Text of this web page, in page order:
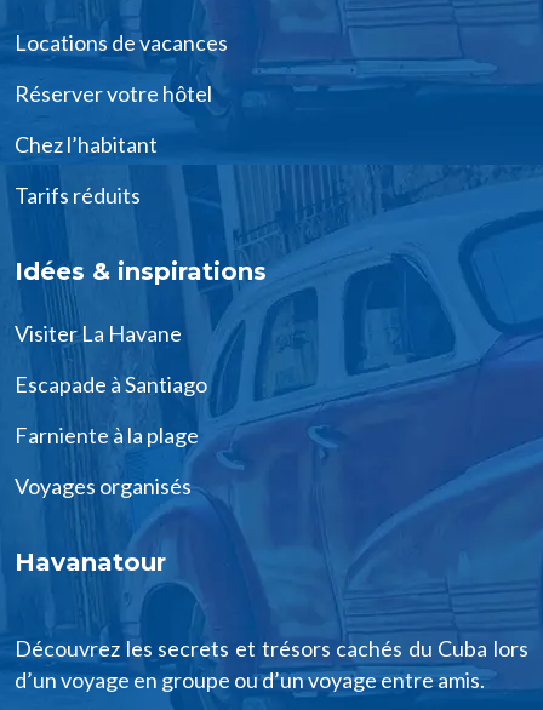
Locations de vacances
Réserver votre hôtel
Chez l’habitant
Tarifs réduits
Idées & inspirations
Visiter La Havane
Escapade à Santiago
Farniente à la plage
Voyages organisés
Havanatour
Découvrez les secrets et trésors cachés du Cuba lors
d’un voyage en groupe ou d’un voyage entre amis.